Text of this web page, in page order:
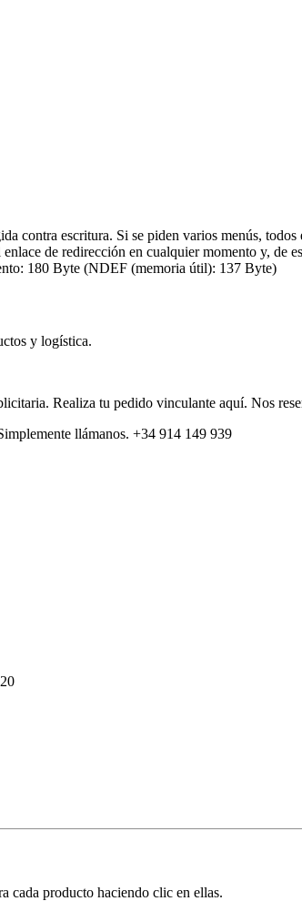
escritura. Si se piden varios menús,
de redirección en cualquier momento y, de
180 Byte (NDEF (memoria útil): 137 Byte)
y logística.
Realiza tu pedido vinculante aquí. Nos
llámanos. +34 914 149 939
cada producto haciendo clic en ellas.